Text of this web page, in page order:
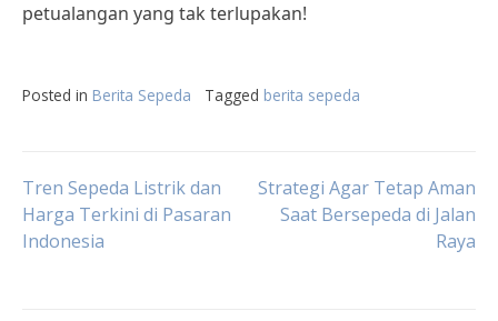
petualangan yang tak terlupakan!
Posted in Berita Sepeda Tagged berita sepeda
Post
navigation
Tren Sepeda Listrik dan
Harga Terkini di Pasaran
Indonesia
Strategi Agar Tetap Aman
Saat Bersepeda di Jalan
Raya